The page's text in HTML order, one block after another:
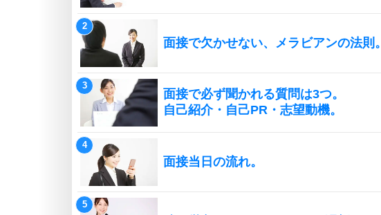
面接で欠かせない、メラビアンの法則。
面接で必ず聞かれる質問は3つ。
自己紹介・自己PR・志望動機。
面接当日の流れ。